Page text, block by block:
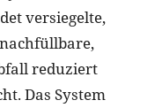
versiegelte,
reduziert
Das System